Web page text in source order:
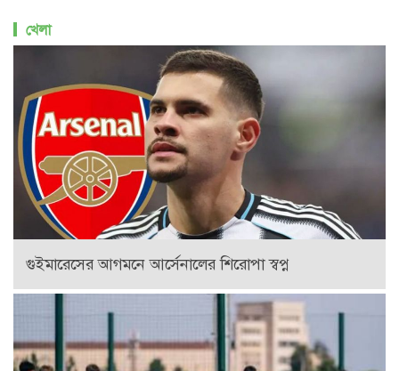
খেলা
গুইমারেসের আগমনে আর্সেনালের শিরোপা স্বপ্ন